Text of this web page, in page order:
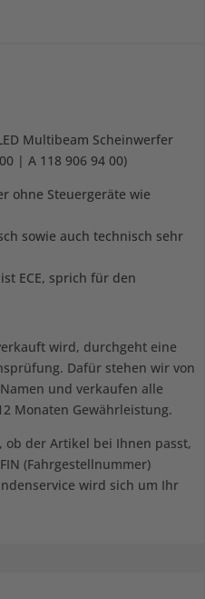
Multibeam Scheinwerfer
| A 118 906 94 00)
ohne Steuergeräte wie
sowie auch technisch sehr
ECE, sprich für den
wird, durchgeht eine
Dafür stehen wir von
und verkaufen alle
Monaten Gewährleistung.
ob der Artikel bei Ihnen passt,
(Fahrgestellnummer)
wird sich um Ihr